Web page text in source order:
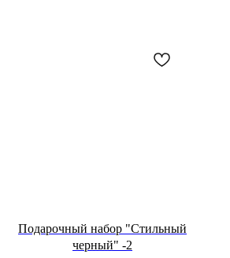
Подарочный набор "Стильный
черный" -2